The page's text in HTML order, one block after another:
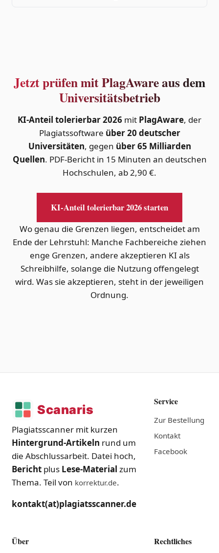
Jetzt prüfen mit PlagAware aus dem
Universitätsbetrieb
KI-Anteil tolerierbar 2026 mit PlagAware, der
Plagiatssoftware über 20 deutscher
Universitäten, gegen über 65 Milliarden
Quellen. PDF-Bericht in 15 Minuten an deutschen
Hochschulen, ab 2,90 €.
KI-Anteil tolerierbar 2026 starten
Wo genau die Grenzen liegen, entscheidet am
Ende der Lehrstuhl: Manche Fachbereiche ziehen
enge Grenzen, andere akzeptieren KI als
Schreibhilfe, solange die Nutzung offengelegt
wird. Was sie akzeptieren, steht in der jeweiligen
Ordnung.
Plagiatsscanner mit kurzen
Hintergrund-Artikeln rund um
die Abschlussarbeit. Datei hoch,
Bericht plus Lese-Material zum
Thema. Teil von korrektur.de.
kontakt(at)plagiatsscanner.de
Service
Zur Bestellung
Kontakt
Facebook
Über Rechtliches